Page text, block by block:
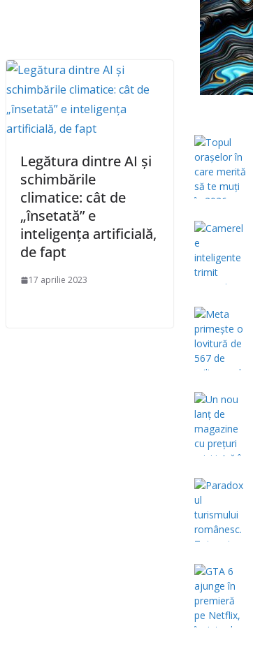
Legătura dintre AI și
schimbările
climatice: cât de
„însetată” e
inteligența artificială,
de fapt
17 aprilie 2023